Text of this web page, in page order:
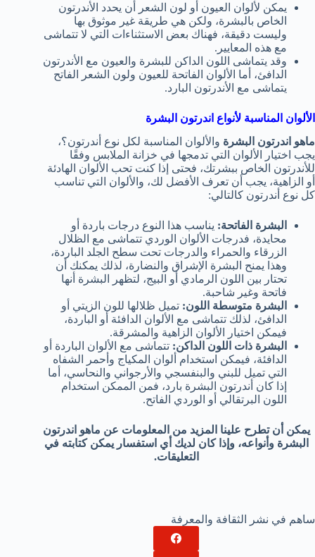
يمكن لألوان العيون أو لون الشعر أن يحدد الأندرتون
الخاص بالبشرة، ولكن هي طريقة غير موثوق بها
وليست دقيقة، فهناك بعض الاستثناءات التي لا تتماشى
مع هذه المعايير.
وقد يتماشى اللون الداكن للبشرة والعيون مع الأندرتون
الدافئ، أما الألوان الفاتحة للعيون ولون الشعر الفاتح
يتماشى مع الأندرتون البارد.
الألوان المناسبة لأنواع اندرتون البشرة
ماهو اندرتون البشرة والألوان المناسبة لكل نوع أندرتون؟،
يجب اختيار الألوان التي تدمجها في خزانة الملابس وفقًا
للأندرتون الخاص ببشرتك، فحتى إذا كنت تحب الألوان الهادئة
أو الزاهية، يجب أن تعرف الأفضل لك، والألوان التي تناسب
كل نوع أندرتون كالتالي:
البشرة الفاتحة: يناسب هذا النوع درجات باردة أو
محايدة، فدرجات الألوان الوردي تتماشى مع الظلال
الزرقاء والحمراء والدرجات تحت سطح الجلد الباردة،
وهذا يمنح البشرة الإشراق والنضارة، لذلك يمكنك أن
تحتار بين اللون الرمادي أو البيج، لتظهر البشرة أنها
فاتحة وغير شاحبة.
البشرة متوسطة اللون: تميل ظلالها للون الزيتي أو
الدافئ، لذلك تتماشى مع الألوان الدافئة أو الباردة،
فيمكن اختيار الألوان الزاهية والمشرقة.
البشرة ذات اللون الداكن: تتماشى مع الألوان الباردة أو
الدافئة، فيمكن استخدام ألوان المكياج وأحمر الشفاه
التي تميل للبني والبنفسجي والأرجواني والنحاسي، أما
إذا كان أندرتون البشرة بارد، فمن الممكن استخدام
اللون البرتقالي أو الوردي الفاتح.
يمكن أن تطرح علينا المزيد من المعلومات عن ماهو اندرتون
البشرة وأنواعه، وإذا كان لديك أي استفسار يمكن كتابته في
التعليقات.
ساهم في نشر الثقافة والمعرفة